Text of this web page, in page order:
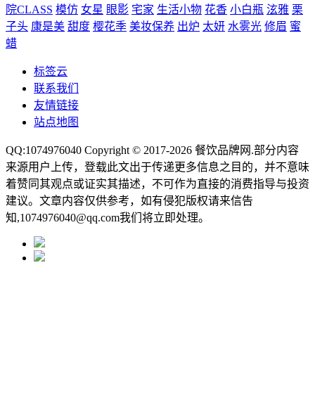
院CLASS 模仿 女星 眼影 宅家 生活小物 花香 小白瓶 泫雅 栗
子头 康是美 甜度 樱花季 美妆保养 出炉 太妍 水雾光 修眉 蜜
蜡
标签云
联系我们
友情链接
站点地图
QQ:1074976040 Copyright © 2017-2026 餐饮品牌网 .部分内容
来源用户上传，登载此文出于传递更多信息之目的，并不意味
着赞同其观点或证实其描述，不可作为直接的消费指导与投资
建议。文章内容仅供参考，如有侵犯版权请来信告
知,1074976040@qq.com我们将立即处理。